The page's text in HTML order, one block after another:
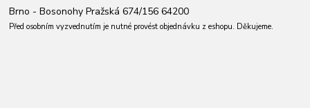
Brno - Bosonohy Pražská 674/156 64200
Před osobním vyzvednutím je nutné provést objednávku z eshopu. Děkujeme.